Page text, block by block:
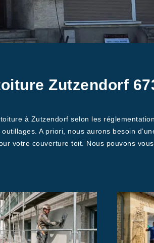
Zutzendorf
à Zutzendorf selon les
A priori, nous aurons besoin
votre couverture toit. Nous pouvons